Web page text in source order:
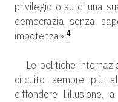
privilegio o su di una
democrazia senza
impotenza».4
Le politiche
circuito sempre più
diffondere l’illusione,